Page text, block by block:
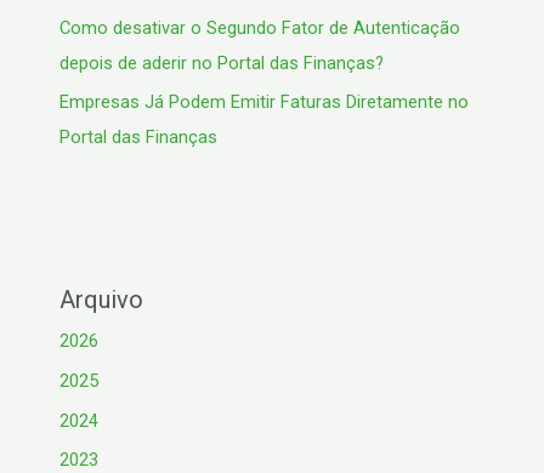
Como desativar o Segundo Fator de Autenticação
depois de aderir no Portal das Finanças?
Empresas Já Podem Emitir Faturas Diretamente no
Portal das Finanças
Arquivo
2026
2025
2024
2023